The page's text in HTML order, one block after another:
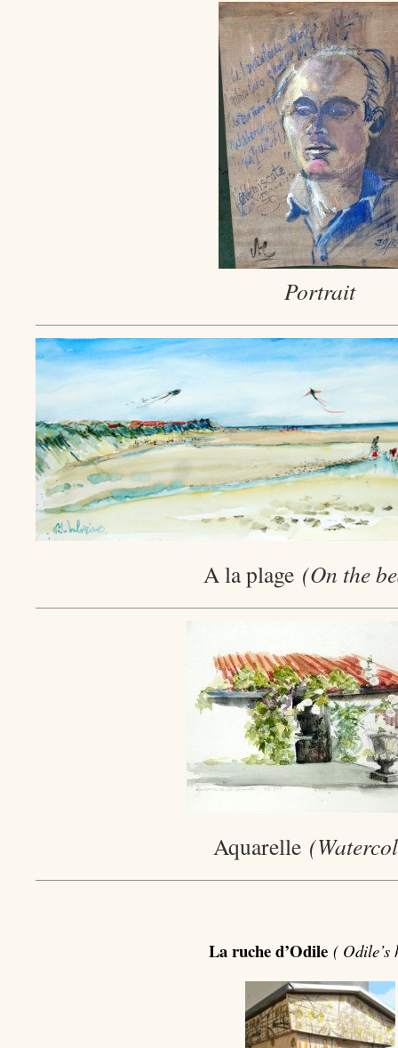
Portrait
A la plage (On the
Aquarelle
La ruche d’Odile (